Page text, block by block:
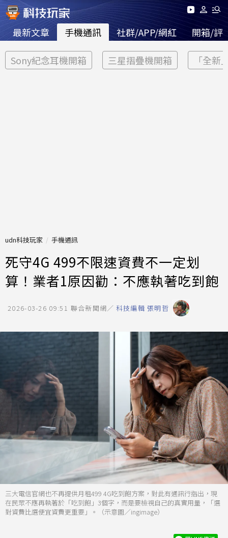
最新文章 手機通訊 社群/APP/網紅 開箱/評
Sony紀念耳機開箱 三星摺疊機開箱 「全新
udn科技玩家 手機通訊
死守4G 499不限速資費不一定划
算！業者1原因勸：不應執著吃到飽
2026-03-26 09:51 聯合新聞網／ 科技編輯 張明哲
三大電信官網也不再提供月租499 4G吃到飽方案，對此有通訊行指出，現
在民眾不應再執著於「吃到飽」3個字，而是要檢視自己的真實用量，「選
對資費比選便宜資費更重要」。（示意圖／ingimage）